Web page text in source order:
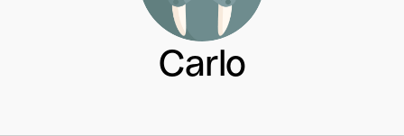
Carlo